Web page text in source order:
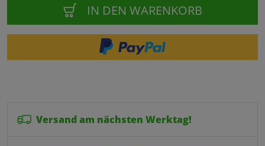
IN DEN WARENKORB
Versand am nächsten Werktag!